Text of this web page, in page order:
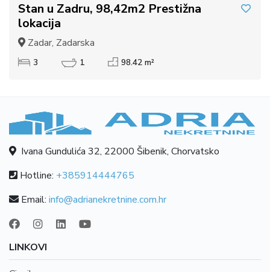
Stan u Zadru, 98,42m2 Prestižna
lokacija
Zadar, Zadarska
3 1 98.42 m²
Ivana Gundulića 32, 22000 Šibenik, Chorvatsko
Hotline: +385914444765
Email: info@adrianekretnine.com.hr
LINKOVI